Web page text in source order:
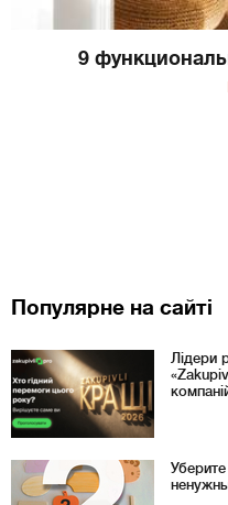
9
Популярне на сайті
Лідери